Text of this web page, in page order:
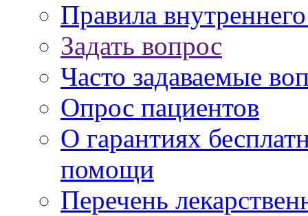
Правила
Задать вопрос
Часто задаваемые
Опрос пациентов
О гарантиях
помощи
Перечень